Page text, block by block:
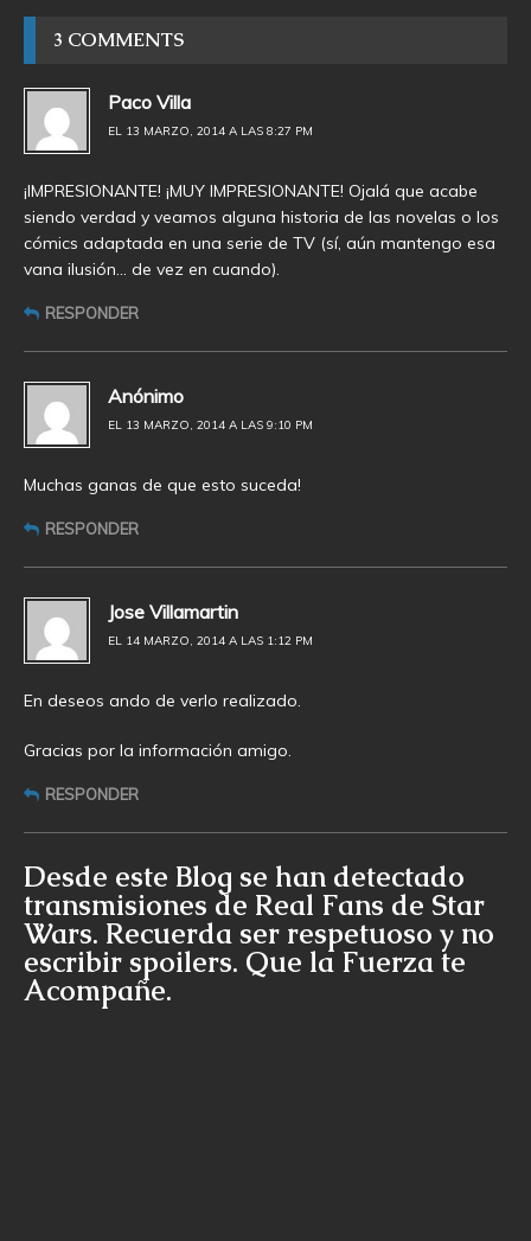
3 COMMENTS
Paco Villa
EL 13 MARZO, 2014 A LAS 8:27 PM
¡IMPRESIONANTE! ¡MUY IMPRESIONANTE! Ojalá que acabe
siendo verdad y veamos alguna historia de las novelas o los
cómics adaptada en una serie de TV (sí, aún mantengo esa
vana ilusión… de vez en cuando).
RESPONDER
Anónimo
EL 13 MARZO, 2014 A LAS 9:10 PM
Muchas ganas de que esto suceda!
RESPONDER
Jose Villamartin
EL 14 MARZO, 2014 A LAS 1:12 PM
En deseos ando de verlo realizado.
Gracias por la información amigo.
RESPONDER
Desde este Blog se han detectado
transmisiones de Real Fans de Star
Wars. Recuerda ser respetuoso y no
escribir spoilers. Que la Fuerza te
Acompañe.